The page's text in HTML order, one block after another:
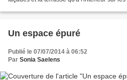
Un espace épuré
Publié le 07/07/2014 à 06:52
Par Sonia Saelens